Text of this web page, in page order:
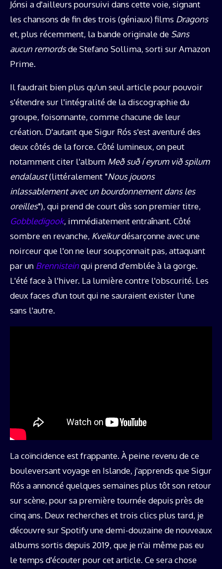
Jónsi a d'ailleurs poursuivi dans cette voie, signant
les chansons de fin des trois (géniaux) films Dragons
et, plus récemment, la bande originale de Sans
aucun remordsde Stefano Sollima, sorti sur Amazon
Prime.
Il faudrait bien plus qu'un seul article pour pouvoir
s'étendre sur l'intégralité de la discographie du
groupe, foisonnante, comme chacune de leur
création. D'autant que Sigur Rós s'est aventuré des
deux côtés de la force. Côté lumineux, on peut
notamment citer l'album Með suð í eyrum við spilum
endalaust(littéralement "Nous jouons
inlassablement avec un bourdonnement dans les
oreilles"), qui prend de court dès son premier titre,
Gobbledigook, immédiatement entraînant. Côté
sombre en revanche, Kveikurdésarçonne avec une
noirceur que l'on ne leur soupçonnait pas, attaquant
par un Brennisteinqui prend d'emblée à la gorge.
L'été face à l'hiver. La lumière contre l'obscurité. Les
deux faces d'un tout qui ne sauraient exister l'une
sans l'autre.
La coïncidence est frappante. À peine revenu de ce
bouleversant voyage en Islande, j'apprends que Sigur
Rós a annoncé quelques semaines plus tôt son retour
sur scène, pour sa première tournée depuis près de
cinq ans. Deux recherches et trois clics plus tard, je
découvre sur Spotify une demi-douzaine de nouveaux
albums sortis depuis 2019, que je n'ai même pas eu
le temps d'écouter pour cet article. Ce sera chose